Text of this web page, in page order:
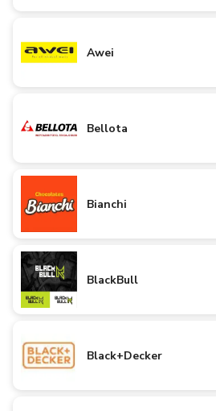
Awei
Bellota
Bianchi
BlackBull
Black+Decker